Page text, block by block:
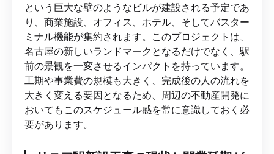
という巨大な壁のようなビルが建設される予定であ
り、商業施設、オフィス、ホテル、そしてバスター
ミナル機能が集約されます。このプロジェクトは、
名古屋の新しいランドマークとなるだけでなく、駅
前の景観を一変させるインパクトを持っています。
工期や事業費の規模も大きく、完成後の人の流れを
大きく変える要因となるため、周辺の不動産開発に
おいてもこのスケジュール感を常に意識しておく必
要があります。